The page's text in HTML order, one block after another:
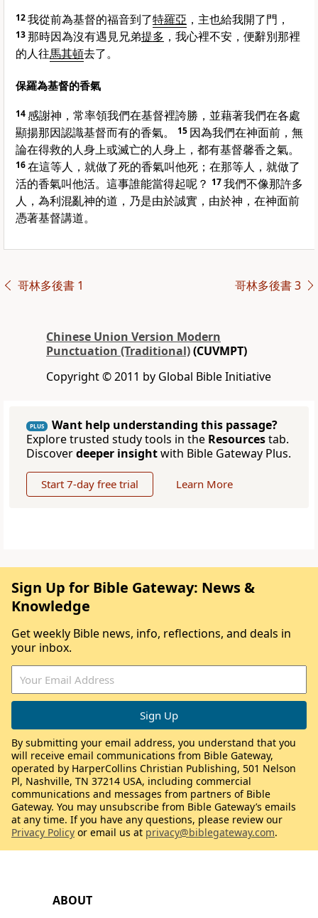
12我從前為基督的福音到了特羅亞 ，主也給我開了門，
13那時因為沒有遇見兄弟提多 ，我心裡不安，便辭別那裡
的人往馬其頓去了。
保羅為基督的香氣
14感謝神，常率領我們在基督裡誇勝，並藉著我們在各處
顯揚那因認識基督而有的香氣。
15 因為我們在神面前，無
論在得救的人身上或滅亡的人身上，都有基督馨香之氣。
16在這等人，就做了死的香氣叫他死；在那等人，就做了
活的香氣叫他活。這事誰能當得起呢？ 17我們不像那許多
人，為利混亂神的道，乃是由於誠實，由於神，在神面前
憑著基督講道。
哥林多後書 1 哥林多後書 3
Chinese Union Version Modern
Punctuation (Traditional)(CUVMPT)
Copyright © 2011 by Global Bible Initiative
PLUS
Want help understanding this passage?
Explore trusted study tools in the Resourcestab.
Discoverdeeper insightwith Bible Gateway Plus.
Start 7-day free trial Learn More
ABOUT
Sign Up for Bible Gateway: News &
Knowledge
Get weekly Bible news, info, reflections, and deals in
your inbox.
By submitting your email address, you understand that you
will receive email communications from Bible Gateway,
operated by HarperCollins Christian Publishing, 501 Nelson
Pl, Nashville, TN 37214 USA, including commercial
communications and messages from partners of Bible
Gateway. You may unsubscribe from Bible Gateway’s emails
at any time. If you have any questions, please review our
Privacy Policy or email us at privacy@biblegateway.com.